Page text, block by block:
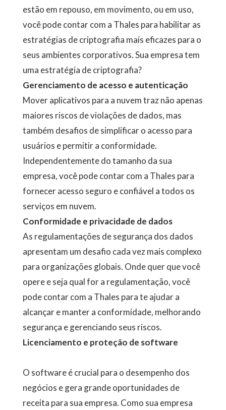
estão em repouso, em movimento, ou em uso,
você pode contar com a Thales para habilitar as
estratégias de criptografia mais eficazes para o
seus ambientes corporativos. Sua empresa tem
uma estratégia de criptografia?
Gerenciamento de acesso e autenticação
Mover aplicativos para a nuvem traz não apenas
maiores riscos de violações de dados, mas
também desafios de simplificar o acesso para
usuários e permitir a conformidade.
Independentemente do tamanho da sua
empresa, você pode contar com a Thales para
fornecer acesso seguro e confiável a todos os
serviços em nuvem.
Conformidade e privacidade de dados
As regulamentações de segurança dos dados
apresentam um desafio cada vez mais complexo
para organizações globais. Onde quer que você
opere e seja qual for a regulamentação, você
pode contar com a Thales para te ajudar a
alcançar e manter a conformidade, melhorando
segurança e gerenciando seus riscos.
Licenciamento e proteção de software
O software é crucial para o desempenho dos
negócios e gera grande oportunidades de
receita para sua empresa. Como sua empresa